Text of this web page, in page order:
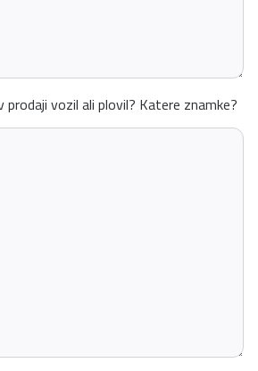
prodaji vozil ali plovil? Katere znamke?